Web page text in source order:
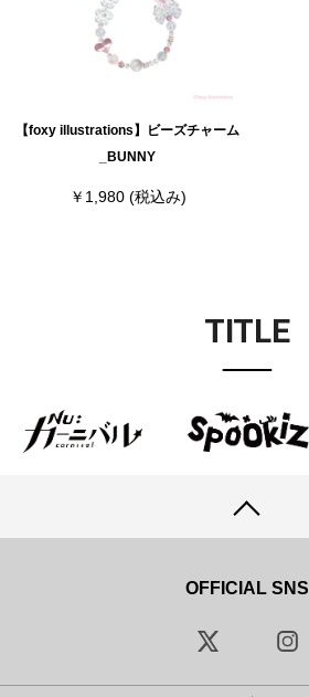
【foxy illustrations】ビーズチャーム
_BUNNY
￥1,980 (税込み)
TITLE
OFFICIAL SNS